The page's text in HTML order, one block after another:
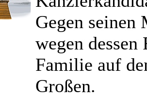
Gegen seinen
wegen
Familie auf
Großen.